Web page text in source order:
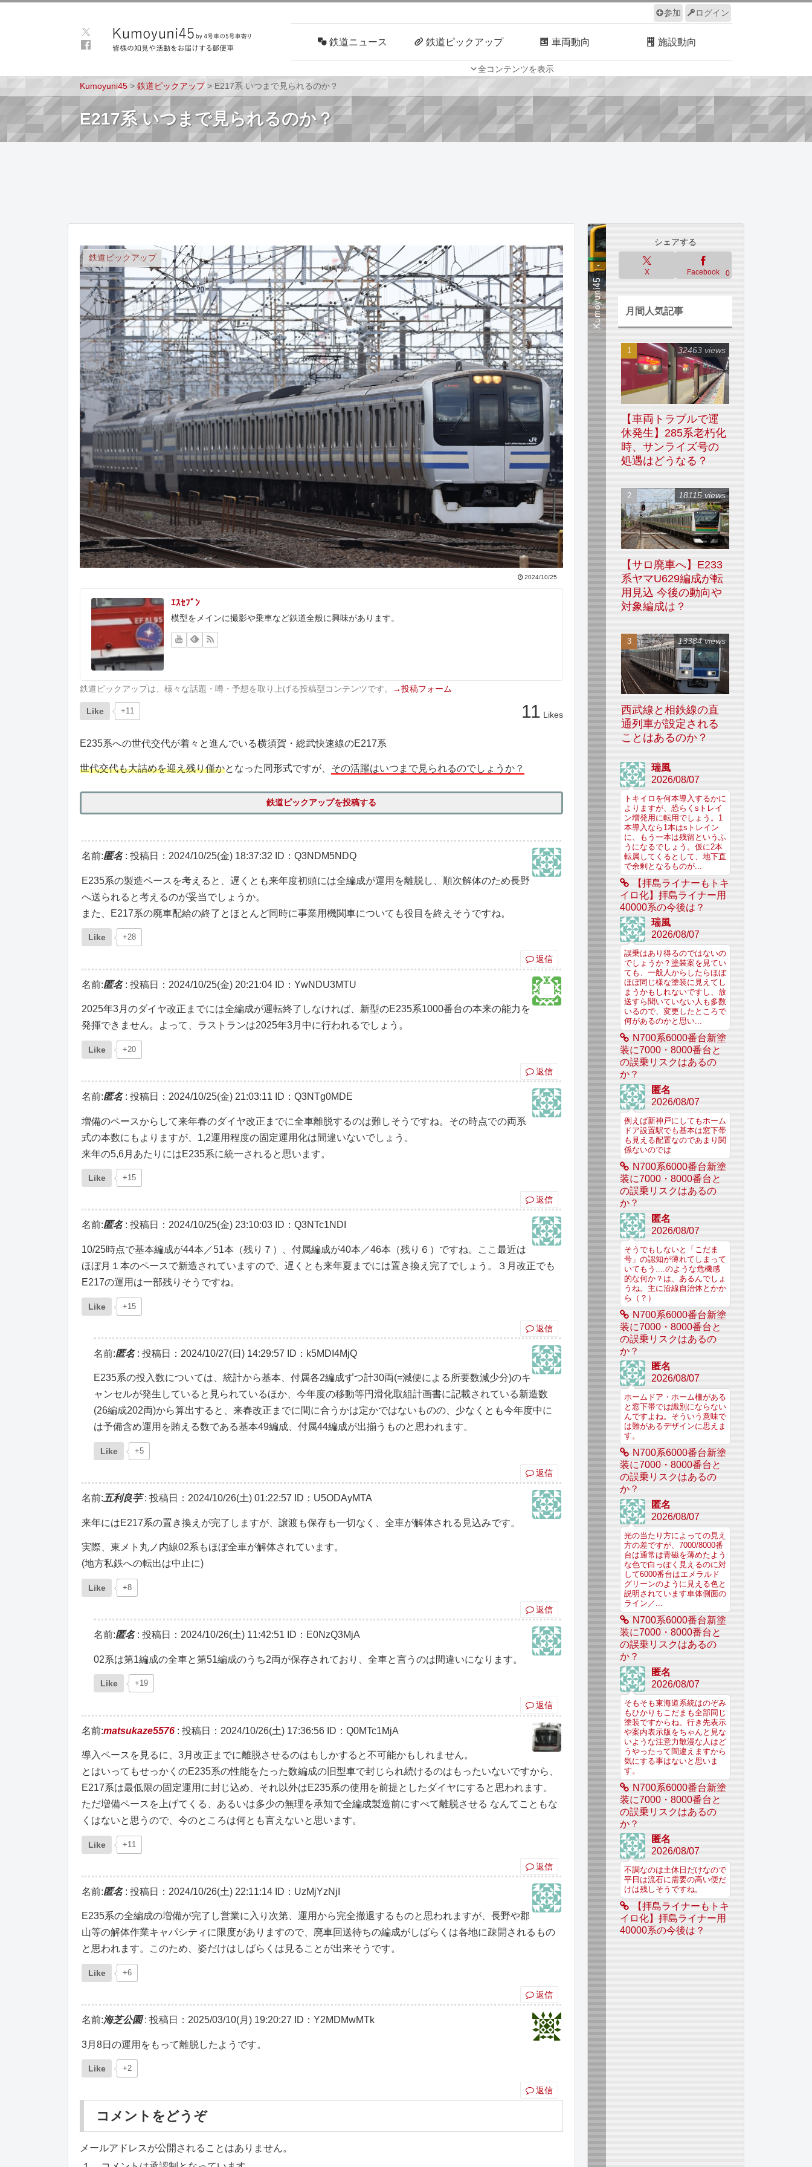
ログイン
参加
全コンテンツを表示
鉄道ニュース 鉄道ピックアップ 車両動向 施設動向
車両技術 路線探訪 ルール サイトについて
Kumoyuni45 > 鉄道ピックアップ> E217系 いつまで見られるのか？
E217系 いつまで見られるのか？
鉄道ピックアップ
2024/10/25
ｴｽｾﾌﾞﾝ
模型をメインに撮影や乗車など鉄道全般に興味があります。
鉄道ピックアップは、様々な話題・噂・予想を取り上げる投稿型コンテンツです。 →投稿フォーム
Like +11 11 Likes
E235系への世代交代が着々と進んでいる横須賀・総武快速線のE217系
世代交代も大詰めを迎え残り僅かとなった同形式ですが、 その活躍はいつまで見られるのでしょうか？
鉄道ピックアップを投稿する
名前:匿名: 投稿日：2024/10/25(金) 18:37:32 ID：Q3NDM5NDQ
E235系の製造ペースを考えると、遅くとも来年度初頭には全編成が運用を離脱し、順次解体のため長野
へ送られると考えるのが妥当でしょうか。
また、E217系の廃車配給の終了とほとんど同時に事業用機関車についても役目を終えそうですね。
Like +28
返信
名前:匿名: 投稿日：2024/10/25(金) 20:21:04 ID：YwNDU3MTU
2025年3月のダイヤ改正までには全編成が運転終了しなければ、新型のE235系1000番台の本来の能力を
発揮できません。よって、ラストランは2025年3月中に行われるでしょう。
Like +20
返信
名前:匿名: 投稿日：2024/10/25(金) 21:03:11 ID：Q3NTg0MDE
増備のペースからして来年春のダイヤ改正までに全車離脱するのは難しそうですね。その時点での両系
式の本数にもよりますが、1,2運用程度の固定運用化は間違いないでしょう。
来年の5,6月あたりにはE235系に統一されると思います。
Like +15
返信
名前:匿名: 投稿日：2024/10/25(金) 23:10:03 ID：Q3NTc1NDI
10/25時点で基本編成が44本／51本（残り７）、付属編成が40本／46本（残り６）ですね。ここ最近は
ほぼ月１本のペースで新造されていますので、遅くとも来年夏までには置き換え完了でしょう。３月改正でも
E217の運用は一部残りそうですね。
Like +15
返信
名前:匿名: 投稿日：2024/10/27(日) 14:29:57 ID：k5MDI4MjQ
E235系の投入数については、統計から基本、付属各2編成ずつ計30両(=減便による所要数減少分)のキ
ャンセルが発生していると見られているほか、今年度の移動等円滑化取組計画書に記載されている新造数
(26編成202両)から算出すると、来春改正までに間に合うかは定かではないものの、少なくとも今年度中に
は予備含め運用を賄える数である基本49編成、付属44編成が出揃うものと思われます。
Like +5
返信
名前: 五利良芋: 投稿日：2024/10/26(土) 01:22:57 ID：U5ODAyMTA
来年にはE217系の置き換えが完了しますが、譲渡も保存も一切なく、全車が解体される見込みです。
実際、東メト丸ノ内線02系もほぼ全車が解体されています。
(地方私鉄への転出は中止に)
Like +8
返信
名前:匿名: 投稿日：2024/10/26(土) 11:42:51 ID：E0NzQ3MjA
02系は第1編成の全車と第51編成のうち2両が保存されており、全車と言うのは間違いになります。
Like +19
返信
名前:matsukaze5576 : 投稿日：2024/10/26(土) 17:36:56 ID：Q0MTc1MjA
導入ペースを見るに、3月改正までに離脱させるのはもしかすると不可能かもしれません。
とはいってもせっかくのE235系の性能をたった数編成の旧型車で封じられ続けるのはもったいないですから、
E217系は最低限の固定運用に封じ込め、それ以外はE235系の使用を前提としたダイヤにすると思われます。
ただ増備ペースを上げてくる、あるいは多少の無理を承知で全編成製造前にすべて離脱させる なんてこともな
くはないと思うので、今のところは何とも言えないと思います。
Like +11
返信
名前:匿名: 投稿日：2024/10/26(土) 22:11:14 ID：UzMjYzNjI
E235系の全編成の増備が完了し営業に入り次第、運用から完全撤退するものと思われますが、長野や郡
山等の解体作業キャパシティに限度がありますので、廃車回送待ちの編成がしばらくは各地に疎開されるもの
と思われます。このため、姿だけはしばらくは見ることが出来そうです。
Like +6
返信
名前:海芝公園: 投稿日：2025/03/10(月) 19:20:27 ID：Y2MDMwMTk
3月8日の運用をもって離脱したようです。
Like +2
返信
コメントをどうぞ
メールアドレスが公開されることはありません。
シェアする
X Facebook 0
月間人気記事
【車両トラブルで運
休発生】285系老朽化
時、サンライズ号の
処遇はどうなる？
32463 views
【サロ廃車へ】E233
系ヤマU629編成が転
用見込 今後の動向や
対象編成は？
18115 views
西武線と相鉄線の直
通列車が設定される
ことはあるのか？
13384 views
瑞風
2026/08/07
トキイロを何本導入するかに
よりますが、恐らくsトレイ
ン増発用に転用でしょう。1
本導入なら1本はsトレイン
に、もう一本は残留というふ
うになるでしょう。仮に2本
転属してくるとして、地下直
で余剰となるものが...
【拝島ライナーもトキ
イロ化】拝島ライナー用
40000系の今後は？
瑞風
2026/08/07
誤乗はあり得るのではないの
でしょうか？塗装案を見てい
ても、一般人からしたらほぼ
ほぼ同じ様な塗装に見えてし
まうかもしれないですし、放
送すら聞いていない人も多数
いるので、変更したところで
何があるのかと思い...
N700系6000番台新塗
装に7000・8000番台と
の誤乗リスクはあるの
か？
匿名
2026/08/07
例えば新神戸にしてもホーム
ドア設置駅でも基本は窓下帯
も見える配置なのであまり関
係ないのでは
N700系6000番台新塗
装に7000・8000番台と
の誤乗リスクはあるの
か？
匿名
2026/08/07
そうでもしないと「こだま
号」の認知が薄れてしまって
いてもう....のような危機感
的な何か？は、あるんでしょ
うね。主に沿線自治体とかか
ら（？）
N700系6000番台新塗
装に7000・8000番台と
の誤乗リスクはあるの
か？
匿名
2026/08/07
ホームドア・ホーム柵がある
と窓下帯では識別にならない
んですよね。そういう意味で
は難があるデザインに思えま
す。
N700系6000番台新塗
装に7000・8000番台と
の誤乗リスクはあるの
か？
匿名
2026/08/07
光の当たり方によっての見え
方の差ですが、7000/8000番
台は通常は青磁を薄めたよう
な色で白っぽく見えるのに対
して6000番台はエメラルド
グリーンのように見える色と
説明されています車体側面の
ライン／...
N700系6000番台新塗
装に7000・8000番台と
の誤乗リスクはあるの
か？
匿名
2026/08/07
そもそも東海道系統はのぞみ
もひかりもこだまも全部同じ
塗装ですからね。行き先表示
や案内表示版をちゃんと見な
いような注意力散漫な人はど
うやったって間違えますから
気にする事はないと思いま
す。
N700系6000番台新塗
装に7000・8000番台と
の誤乗リスクはあるの
か？
匿名
2026/08/07
不調なのは土休日だけなので
平日は流石に需要の高い便だ
けは残しそうですね。
【拝島ライナーもトキ
イロ化】拝島ライナー用
40000系の今後は？